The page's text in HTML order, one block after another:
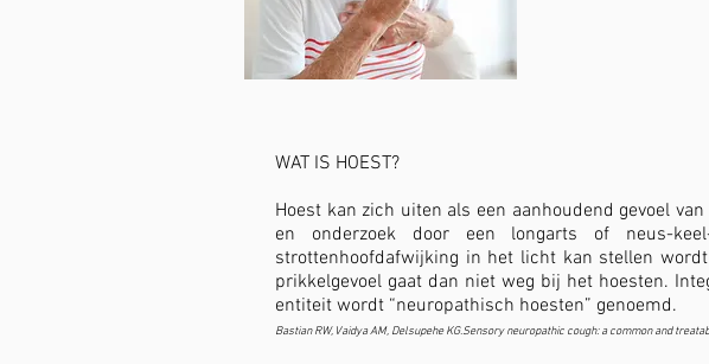
WAT IS HOEST?
Hoest kan zich uiten als een aanhoudend gevoel
en onderzoek door een longarts of neus-
strottenhoofdafwijking in het licht kan stellen
prikkelgevoel gaat dan niet weg bij het hoesten.
entiteit wordt “neuropathisch hoesten” genoemd.
Bastian RW, Vaidya AM, Delsupehe KG.Sensory neuropathic cough: a common and